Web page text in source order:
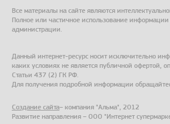
Все материалы на сайте являются
Полное или частичное использование
администрации.
Данный интернет-ресурс носит исключительно
каких условиях не является публичной офертой,
Статьи 437 (2) ГК РФ.
Для получения подробной информации
Создание сайта– компания "Альма", 2012
Развитие направления – ООО "Интернет